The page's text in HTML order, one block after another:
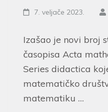
7. veljače 2023.
Izašao je novi broj
časopisa Acta
Series didactica
matematičko
matematiku …